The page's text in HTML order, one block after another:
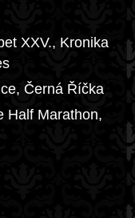
XXV., Kronika
Černá Říčka
Half Marathon,